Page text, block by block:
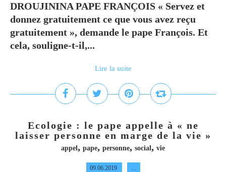
DROUJININA PAPE FRANÇOIS « Servez et
donnez gratuitement ce que vous avez reçu
gratuitement », demande le pape François. Et
cela, souligne-t-il,...
Lire la suite
Ecologie : le pape appelle à « ne
laisser personne en marge de la vie »
appel, pape, personne, social, vie
09.06.2019 …